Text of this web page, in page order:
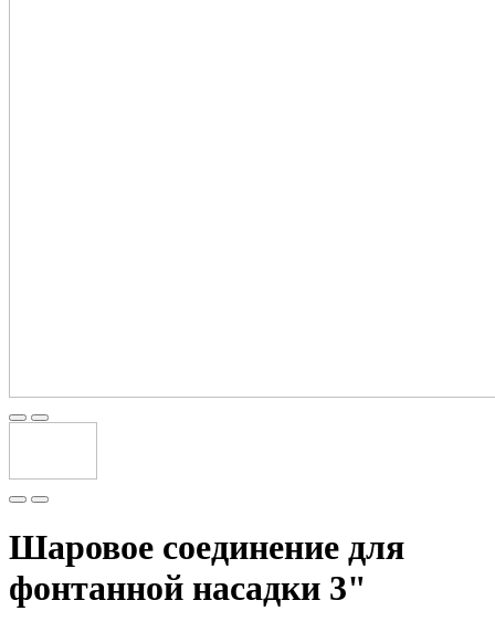
Шаровое соединение для
фонтанной насадки 3"